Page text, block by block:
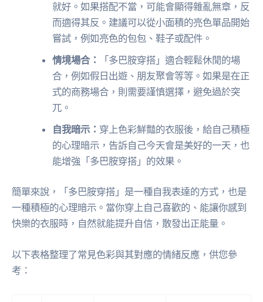
就好。如果搭配不當，可能會顯得雜亂無章，反
而適得其反。建議可以從小面積的亮色單品開始
嘗試，例如亮色的包包、鞋子或配件。
情境場合：
「多巴胺穿搭」適合輕鬆休閒的場
合，例如假日出遊、朋友聚會等等。如果是在正
式的商務場合，則需要謹慎選擇，避免過於突
兀。
自我暗示： 穿上色彩鮮豔的衣服後，給自己積極
的心理暗示，告訴自己今天會是美好的一天，也
能增強「多巴胺穿搭」的效果。
簡單來說，「多巴胺穿搭」是一種自我表達的方式，也是
一種積極的心理暗示。當你穿上自己喜歡的、能讓你感到
快樂的衣服時，自然就能提升自信，散發出正能量。
以下表格整理了常見色彩與其對應的情緒反應，供您參
考：